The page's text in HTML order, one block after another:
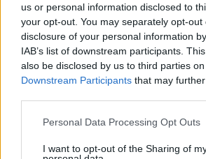
us or personal information disclosed to
your opt-out. You may separately opt-
disclosure of your personal information
IAB’s list of downstream participants.
also be disclosed by us to third parties
Downstream Participants that may
Personal Data Processing Opt Outs
I want to opt-out of the Sharing of